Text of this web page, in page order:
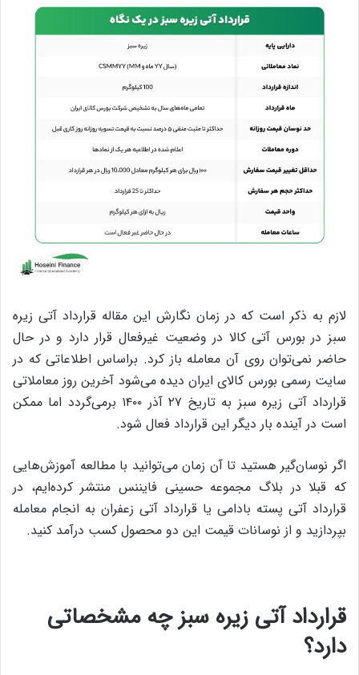
لازم به ذکر است که در زمان نگارش این مقاله قرارداد آتی زیره
سبز در بورس آتی کالا در وضعیت غیرفعال قرار دارد و در حال
حاضر نمی‌توان روی آن معامله باز کرد. براساس اطلاعاتی که در
سایت رسمی بورس کالای ایران دیده می‌شود آخرین روز معاملاتی
قرارداد آتی زیره سبز به تاریخ ۲۷ آذر ۱۴۰۰ برمی‌گردد اما ممکن
است در آینده بار دیگر این قرارداد فعال شود.
اگر نوسان‌گیر هستید تا آن زمان می‌توانید با مطالعه آموزش‌هایی
که قبلا در بلاگ مجموعه حسینی فایننس منتشر کرده‌ایم، در
قرارداد آتی پسته بادامی یا قرارداد آتی زعفران به انجام معامله
بپردازید و از نوسانات قیمت این دو محصول کسب درآمد کنید.
قرارداد آتی زیره سبز چه مشخصاتی
دارد؟